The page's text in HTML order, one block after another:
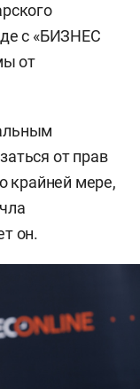
с «БИЗНЕС
от
от прав
крайней мере,
он.